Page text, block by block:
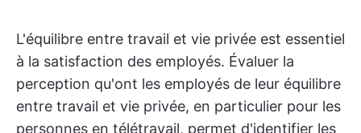
L'équilibre entre travail et vie privée est essentiel
à la satisfaction des employés. Évaluer la
perception qu'ont les employés de leur équilibre
entre travail et vie privée, en particulier pour les
personnes en télétravail, permet d'identifier les